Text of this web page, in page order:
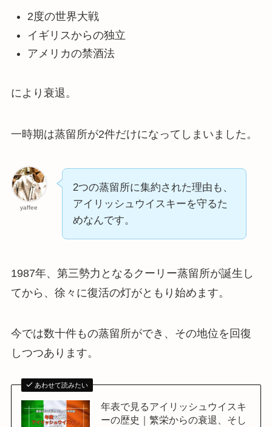
2度の世界大戦
イギリスからの独立
アメリカの禁酒法
により衰退。
一時期は蒸留所が2件だけになってしまいました。
yaffee
2つの蒸留所に集約された理由も、
アイリッシュウイスキーを守るた
めなんです。
1987年、第三勢力となるクーリー蒸留所が誕生し
てから、徐々に復活の灯がともり始めます。
今では数十件もの蒸留所ができ、その地位を回復
しつつあります。
あわせて読みたい
年表で見るアイリッシュウイスキ
ーの歴史｜繁栄からの衰退、そし